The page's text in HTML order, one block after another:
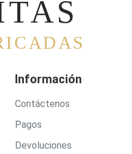
Información
Contáctenos
Pagos
Devoluciones